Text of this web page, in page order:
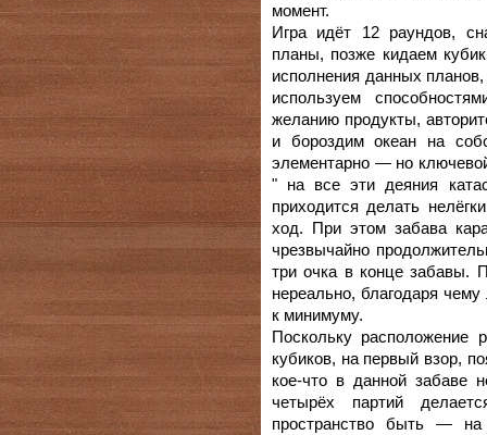
момент.
Игра идёт 12 раундов,
планы, позже кидаем
исполнения данных
используем
желанию продукты,
и бороздим океан на
элементарно — но
" на все эти деяния
приходится делать
ход. При этом забава
чрезвычайно
три очка в конце забавы.
нереально, благодаря
к минимуму.
Поскольку расположение
кубиков, на первый взор,
кое-что в данной забаве
четырёх партий
пространство быть —